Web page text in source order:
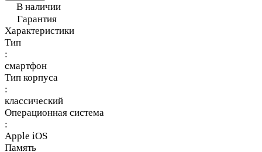
В наличии
Гарантия
Характеристики
Тип
:
смартфон
Тип корпуса
:
классический
Операционная система
:
Apple iOS
Память